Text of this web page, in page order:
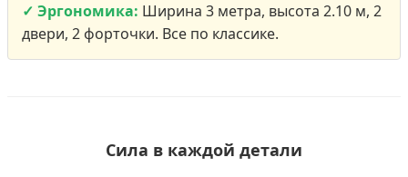
✓ Эргономика: Ширина 3 метра, высота 2.10 м, 2
двери, 2 форточки. Все по классике.
Сила в каждой детали